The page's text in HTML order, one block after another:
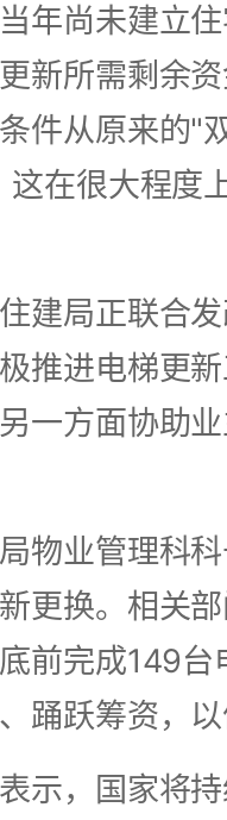
年尚未建立
新所需剩余
件从原来的"
这在很大程度
建局正联合
推进电梯更
一方面协助
物业管理科
更换。相关
前完成149
踊跃筹资，
示，国家将